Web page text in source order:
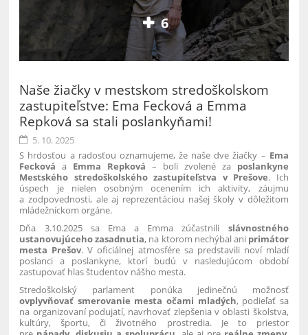
6
Naše žiačky v mestskom stredoškolskom
zastupiteľstve: Ema Fecková a Emma
Repková sa stali poslankyňami!
5. 10. 2025
S hrdosťou a radosťou oznamujeme, že naše dve žiačky – Ema
Fecková a Emma Repková – boli zvolené za poslankyne
Mestského stredoškolskéhozastupiteľstva v Prešove. Ich
úspech je nielen osobným ocenením ich aktivity, záujmu
a zodpovednosti, ale aj reprezentáciou našej školy v dôležitom
mládežníckom orgáne.
Dňa 3.10.2025 sa Ema a Emma zúčastnili slávnostného
ustanovujúceho zasadnutia, na ktorom nechýbal ani primátor
mesta Prešov. V oficiálnej atmosfére sa predstavili noví mladí
poslanci a poslankyne, ktorí budú v nasledujúcom období
zastupovať hlas študentov nášho mesta.
Stredoškolský parlament ponúka jedinečnú možnosť
ovplyvňovať smerovanie mesta očami mladých, podieľať sa
na organizovaní podujatí, navrhovať zlepšenia v oblasti školstva,
kultúry, športu, či životného prostredia. Je to priestor